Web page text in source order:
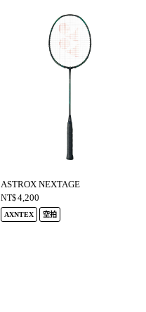
ASTROX NEXTAGE
NT$4,200
AXNTEX 空拍